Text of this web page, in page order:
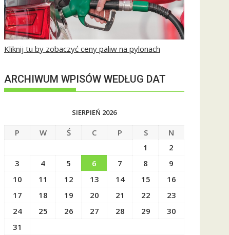
Kliknij tu by zobaczyć ceny paliw na pylonach
ARCHIWUM WPISÓW WEDŁUG DAT
SIERPIEŃ 2026
P W Ś C P S
N
1
2
3
4 5 6 7 8
9
10
11 12 13 14 15
16
17
18 19 20 21 22
23
24
25 26 27 28 29
30
31